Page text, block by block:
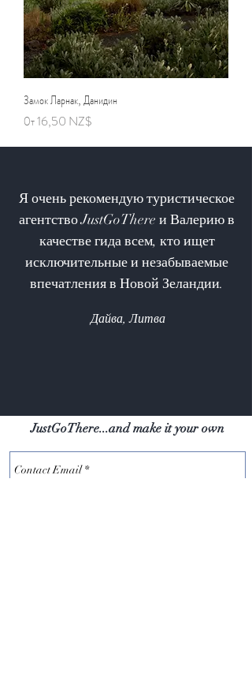
Замок Ларнак, Данидин
От16,50 NZ$
Цена со скидкой
Я очень рекомендую туристическое
агентство JustGoThere и Валерию в
качестве гида всем, кто ищет
исключительные и незабываемые
впечатления в Новой Зеландии.
Дайва, Литва
JustGoThere...and make it your own